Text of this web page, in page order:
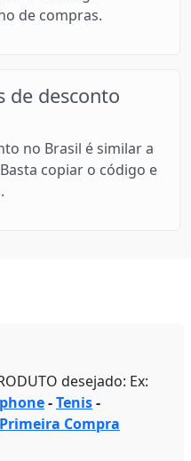
de compras.
de desconto
no Brasil é similar a
copiar o código e
desejado: Ex:
-Tenis-
Primeira Compra